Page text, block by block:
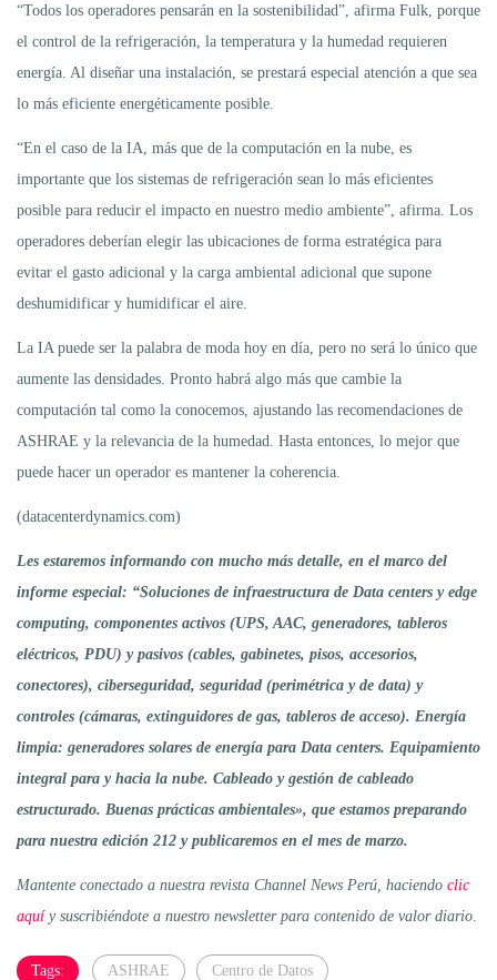
“Todos los operadores pensarán en la sostenibilidad”, afirma Fulk, porque
el control de la refrigeración, la temperatura y la humedad requieren
energía. Al diseñar una instalación, se prestará especial atención a que sea
lo más eficiente energéticamente posible.
“En el caso de la IA, más que de la computación en la nube, es
importante que los sistemas de refrigeración sean lo más eficientes
posible para reducir el impacto en nuestro medio ambiente”, afirma. Los
operadores deberían elegir las ubicaciones de forma estratégica para
evitar el gasto adicional y la carga ambiental adicional que supone
deshumidificar y humidificar el aire.
La IA puede ser la palabra de moda hoy en día, pero no será lo único que
aumente las densidades. Pronto habrá algo más que cambie la
computación tal como la conocemos, ajustando las recomendaciones de
ASHRAE y la relevancia de la humedad. Hasta entonces, lo mejor que
puede hacer un operador es mantener la coherencia.
(datacenterdynamics.com)
Les estaremos informando con mucho más detalle, en el marco del
informe especial: “Soluciones de infraestructura de Data centers y edge
computing, componentes activos (UPS, AAC, generadores, tableros
eléctricos, PDU) y pasivos (cables, gabinetes, pisos, accesorios,
conectores), ciberseguridad, seguridad (perimétrica y de data) y
controles (cámaras, extinguidores de gas, tableros de acceso). Energía
limpia: generadores solares de energía para Data centers. Equipamiento
integral para y hacia la nube. Cableado y gestión de cableado
estructurado. Buenas prácticas ambientales», que estamos preparando
para nuestra edición 212 y publicaremos en el mes de marzo.
Mantente conectado a nuestra revista Channel News Perú, haciendo clic
aquíy suscribiéndote a nuestro newsletter para contenido de valor diario
Tags: ASHRAE Centro de Datos